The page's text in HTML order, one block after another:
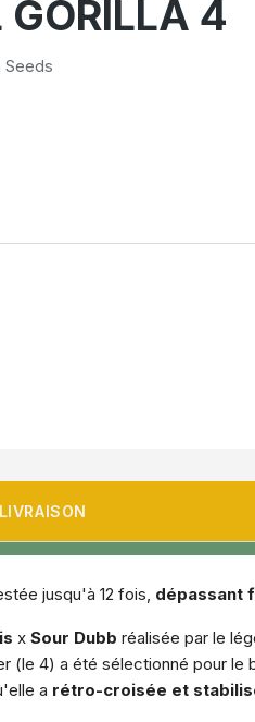
GORILLA 4
Seeds
LIVRAISON
jusqu'à 12 fois, dépassant
x Sour Dubb réalisée par le
4) a été sélectionné pour le
a rétro-croisée et